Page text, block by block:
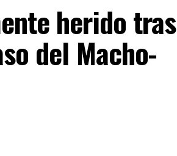
herido tras
del Macho-